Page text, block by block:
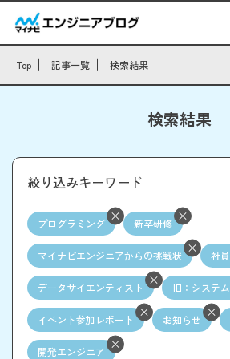
Top 記事一覧 検索結果
検索結果
絞り込みキーワード
プログラミング 新卒研修
マイナビエンジニアからの挑戦状 社
データサイエンティスト 旧：システ
イベント参加レポート お知らせ
開発エンジニア